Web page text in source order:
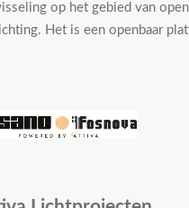
op het gebied van
Het is een openbaar